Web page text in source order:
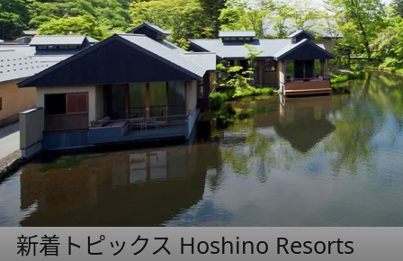
新着トピックス Hoshino Resorts